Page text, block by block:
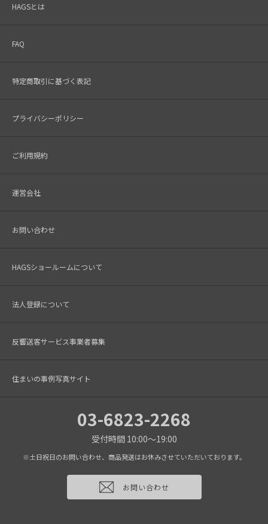
HAGSとは
FAQ
特定商取引に基づく表記
プライバシーポリシー
ご利用規約
運営会社
お問い合わせ
HAGSショールームについて
法人登録について
反響送客サービス事業者募集
住まいの事例写真サイト
03-6823-2268
受付時間 10:00～19:00
※土日祝日のお問い合わせ、商品発送はお休みさせていただいております。
お問い合わせ